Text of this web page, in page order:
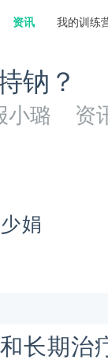
资讯 我的训练
钠？
小璐
资
娟
长期治